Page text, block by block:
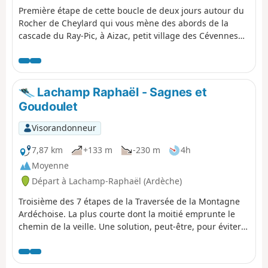
Première étape de cette boucle de deux jours autour du
Rocher de Cheylard qui vous mène des abords de la
cascade du Ray-Pic, à Aizac, petit village des Cévennes
Besorgues. Forêts de hêtres, landes à genêts,
châtaigniers, voies romaines, torrents aux eaux limpides,
cols aux vues imprenables ... vous cheminez du plateau
ardéchois vers la basse Ardèche.
Lachamp Raphaël - Sagnes et
Goudoulet
Visorandonneur
7,87 km
+133 m -230 m
4h
Moyenne
Départ à Lachamp-Raphaël (Ardèche)
Troisième des 7 étapes de la Traversée de la Montagne
Ardéchoise. La plus courte dont la moitié emprunte le
chemin de la veille. Une solution, peut-être, pour éviter
Raphaël le GR® de Pays Tour de la Montagne Ardéchoise
commun avec le GR® de Pays de la Haute Cévenne